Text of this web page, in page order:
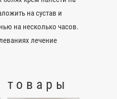
на сустав и
на несколько часов.
лечение
товары